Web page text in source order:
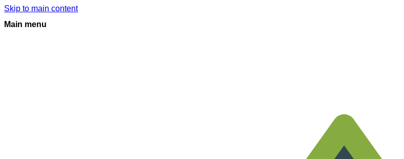
Skip to main content
Main menu